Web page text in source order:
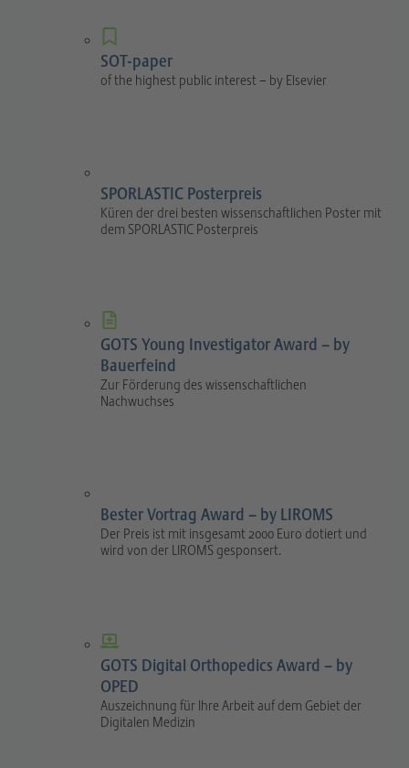
SOT-paper
of the highest public interest – by Elsevier
SPORLASTIC Posterpreis
Küren der drei besten wissenschaftlichen Poster mit
dem SPORLASTIC Posterpreis
GOTS Young Investigator Award – by
Bauerfeind
Zur Förderung des wissenschaftlichen
Nachwuchses
Bester Vortrag Award – by LIROMS
Der Preis ist mit insgesamt 2000 Euro dotiert und
wird von der LIROMS gesponsert.
GOTS Digital Orthopedics Award – by
OPED
Auszeichnung für Ihre Arbeit auf dem Gebiet der
Digitalen Medizin